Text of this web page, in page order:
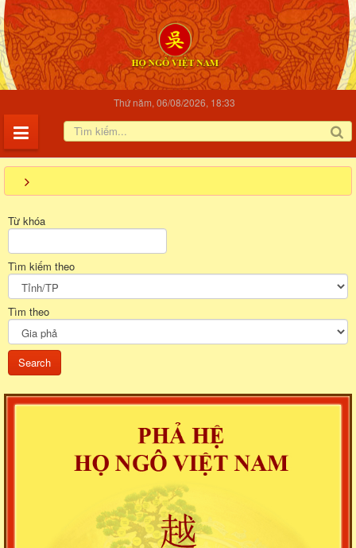
Thứ năm, 06/08/2026, 18:33
Từ khóa
Tìm kiếm theo
Tìm theo